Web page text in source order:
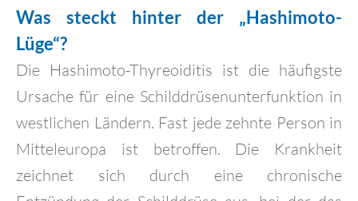
Was steckt hinter der „Hashimoto-
Lüge“?
Die Hashimoto-Thyreoiditis ist die häufigste
Ursache für eine Schilddrüsenunterfunktion in
westlichen Ländern. Fast jede zehnte Person in
Mitteleuropa ist betroffen. Die Krankheit
zeichnet sich durch eine chronische